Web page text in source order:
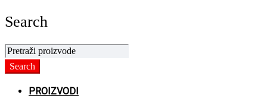
Search
PROIZVODI